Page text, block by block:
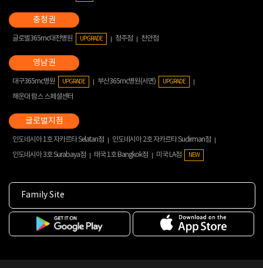
글로벌365mc대전병원 UPGRADE 청주점 천안점
대구365mc병원 UPGRADE 부산365mc병원(서면) UPGRADE
해운대 람스 스페셜센터
인도네시아 1호 자카르타 Selatan점
인도네시아 2호 자카르타 Sudirman점
인도네시아 3호 Surabaya점
태국 1호 Bangkok점 미국 LA점 NEW
Family Site